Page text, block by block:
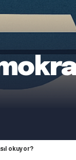
okuyor?